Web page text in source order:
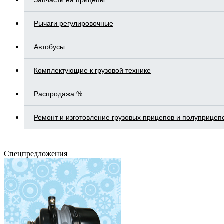
Рычаги регулировочные
Автобусы
Комплектующие к грузовой технике
Распродажа %
Ремонт и изготовление грузовых прицепов и
Спецпредложения